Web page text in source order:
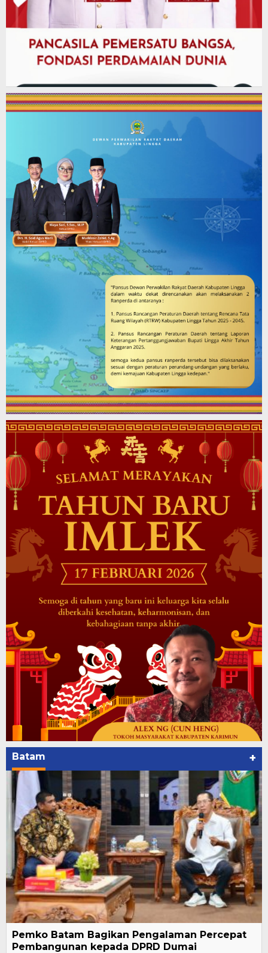
Batam +
Pemko Batam Bagikan Pengalaman Percepat
Pembangunan kepada DPRD Dumai